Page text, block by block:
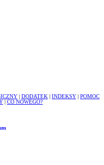
DODATEK INDEKSY
POMOC
CO NOWEGO?